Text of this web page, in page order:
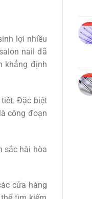
lợi nhiều
nail đã
khẳng định
Đặc biệt
công đoạn
sắc hài hòa
cửa hàng